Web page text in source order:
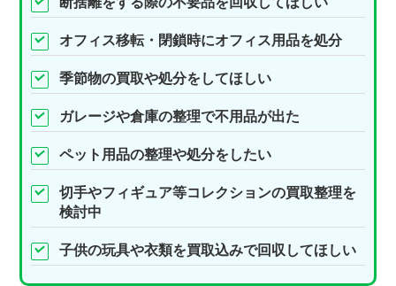
オフィス移転・閉鎖時にオフィス用品を処分
季節物の買取や処分をしてほしい
ガレージや倉庫の整理で不用品が出た
ペット用品の整理や処分をしたい
切手やフィギュア等コレクションの買取整理を
検討中
子供の玩具や衣類を買取込みで回収してほしい